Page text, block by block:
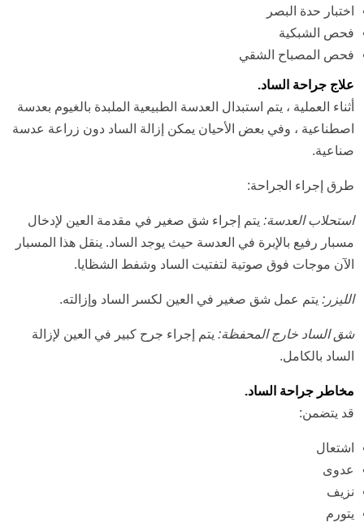
اختبار حدة البصر
فحص الشبكية
فحص المصباح الشقي
علاج جراحة الساد.
أثناء العملية ، يتم استبدال العدسة الطبيعية الملبدة بالغيوم بعدسة
اصطناعية ، وفي بعض الأحيان يمكن إزالة الساد دون زراعة عدسة
صناعية.
طرق إجراء الجراحة:
استحلاب العدسة: يتم إجراء شق صغير في مقدمة العين لإدخال
مسبار رفيع بالإبرة في العدسة حيث يوجد الساد. ينقل هذا المسبار
الآن موجات فوق صوتية لتفتيت الساد وشفط الشظايا.
الليزر: يتم عمل شق صغير في العين لكسر الساد وإزالته.
شق الساد خارج المحفظة: يتم إجراء جرح كبير في العين لإزالة
الساد بالكامل.
مخاطر جراحة الساد.
قد يتضمن:
اشتعال
عدوى
نزيف
يتورم